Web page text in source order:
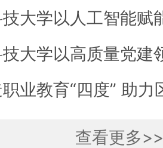
查看更多>>